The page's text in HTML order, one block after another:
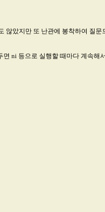
않았지만 또 난관에 봉착하여 질문
ni 등으로 실행할 때마다 계속